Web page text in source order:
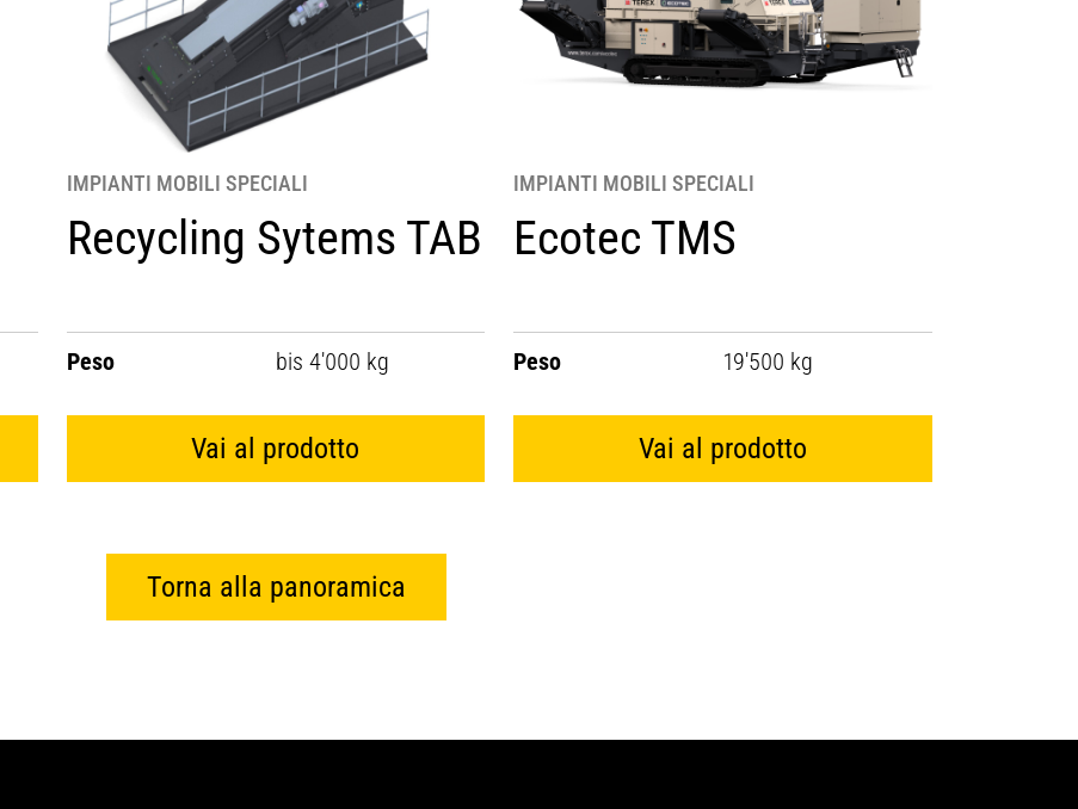
IMPIANTI MOBILI SPECIALI
Recycling Sytems TAB
Peso bis 4'000 kg
Vai al prodotto
IMPIANTI MOBILI SPECIALI
Ecotec TMS
Peso 19'500 kg
Vai al prodotto
Torna alla panoramica